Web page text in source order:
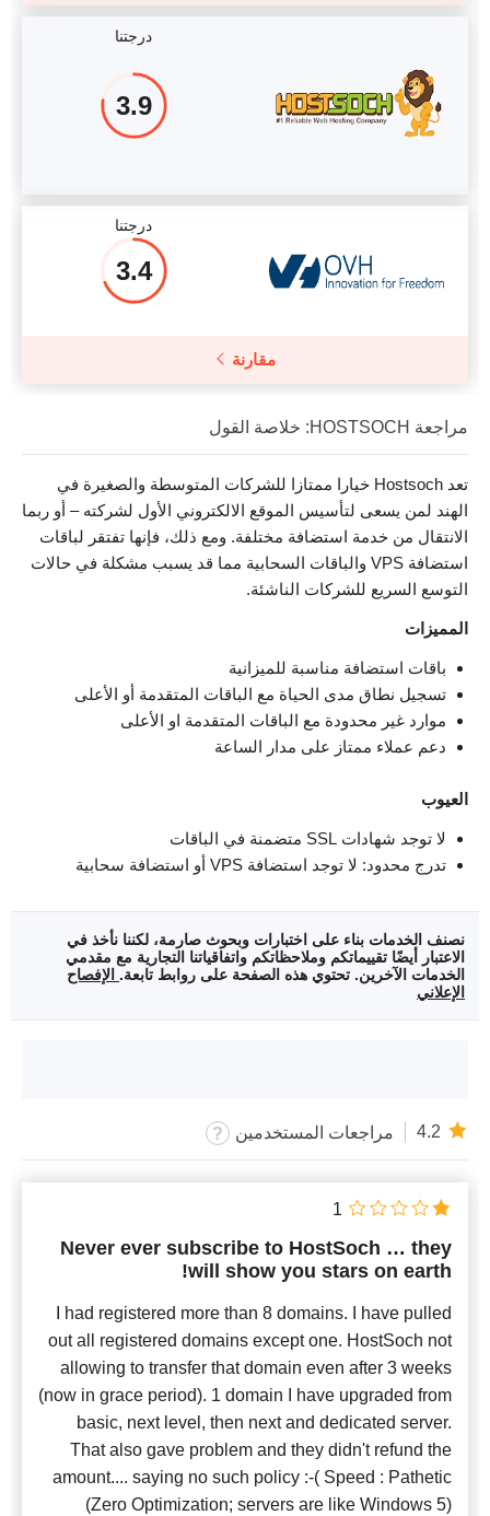
درجتنا
3.9
درجتنا
3.4
مقارنة
مراجعة HOSTSOCH: خلاصة القول
تعد Hostsoch خيارا ممتازا للشركات المتوسطة والصغيرة في
الهند لمن يسعى لتأسيس الموقع الالكتروني الأول لشركته – أو ربما
الانتقال من خدمة استضافة مختلفة. ومع ذلك، فإنها تفتقر لباقات
استضافة VPS والباقات السحابية مما قد يسبب مشكلة في حالات
التوسع السريع للشركات الناشئة.
المميزات
باقات استضافة مناسبة للميزانية
تسجيل نطاق مدى الحياة مع الباقات المتقدمة أو الأعلى
موارد غير محدودة مع الباقات المتقدمة او الأعلى
دعم عملاء ممتاز على مدار الساعة
العيوب
لا توجد شهادات SSL متضمنة في الباقات
تدرج محدود: لا توجد استضافة VPS أو استضافة سحابية
نصنف الخدمات بناء على اختبارات وبحوث صارمة، لكننا نأخذ في
الاعتبار أيضًا تقييماتكم وملاحظاتكم واتفاقياتنا التجارية مع مقدمي
الخدمات الآخرين. تحتوي هذه الصفحة على روابط تابعة. الإفصاح
الإعلاني
4.2 مراجعات المستخدمين
Never ever subscribe to HostSoch … they
will show you stars on earth!
I had registered more than 8 domains. I have pulled
out all registered domains except one. HostSoch not
allowing to transfer that domain even after 3 weeks
(now in grace period). 1 domain I have upgraded from
basic, next level, then next and dedicated server.
That also gave problem and they didn't refund the
amount.... saying no such policy :-( Speed : Pathetic
(Zero Optimization; servers are like Windows 5)
1